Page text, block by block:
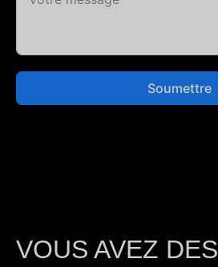
Soumettre
VOUS AVEZ DES